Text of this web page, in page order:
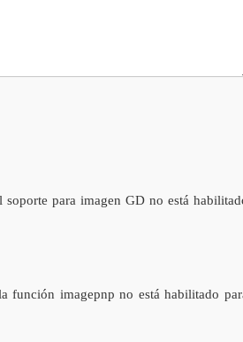
para imagen GD no está
función imagepnp no está habilitado